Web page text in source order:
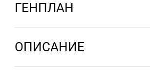
ГЕНПЛАН
ОПИСАНИЕ